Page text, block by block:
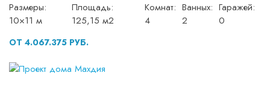
Размеры:
10×11 м
Площадь:
125,15 м2
Комнат:
4
Ванных:
2
Гаражей:
0
ОТ 4.067.375 РУБ.